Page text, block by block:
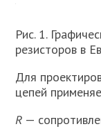
Рис. 1.
резисторов в
Для
цепей
R —